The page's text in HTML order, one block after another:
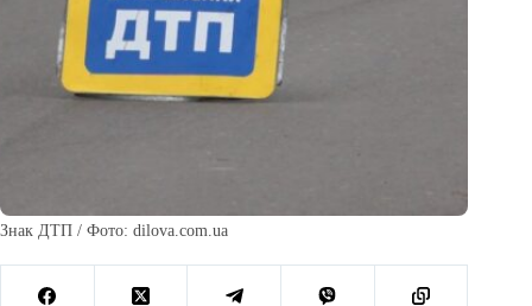
Знак ДТП / Фото: dilova.com.ua